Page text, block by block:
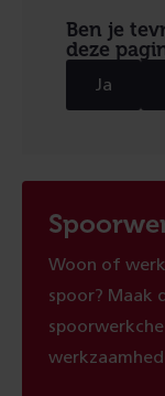
Ben je
deze
Ja
Woon of
spoor? Maak